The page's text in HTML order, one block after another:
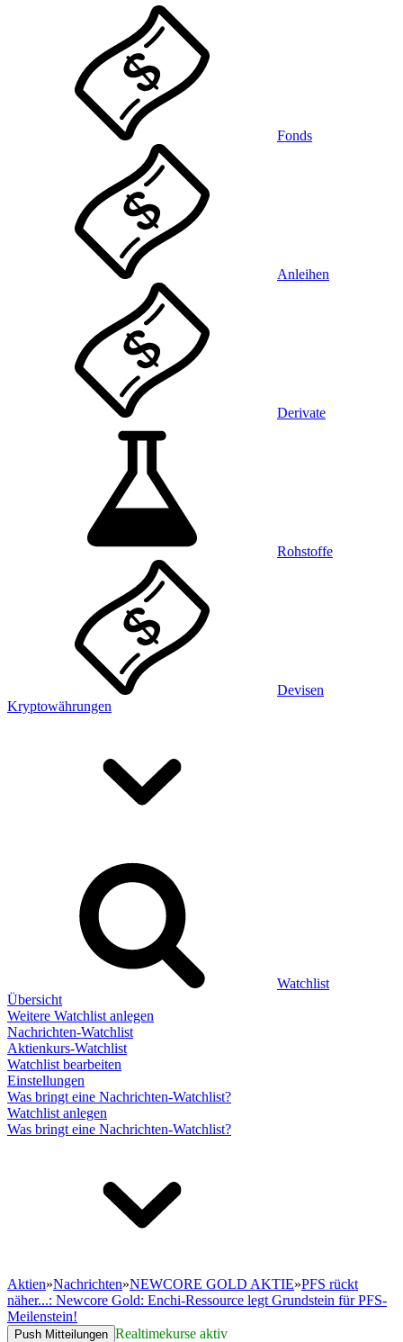
Fonds
Anleihen
Derivate
Rohstoffe
Devisen
Kryptowährungen
Watchlist
Übersicht
Weitere Watchlist anlegen
Nachrichten-Watchlist
Aktienkurs-Watchlist
Watchlist bearbeiten
Einstellungen
Was bringt eine Nachrichten-Watchlist?
Watchlist anlegen
Was bringt eine Nachrichten-Watchlist?
Aktien»Nachrichten»NEWCORE GOLD AKTIE»PFS rückt
näher...: Newcore Gold: Enchi-Ressource legt Grundstein für PFS-
Meilenstein!
Push Mitteilungen Realtimekurse aktiv